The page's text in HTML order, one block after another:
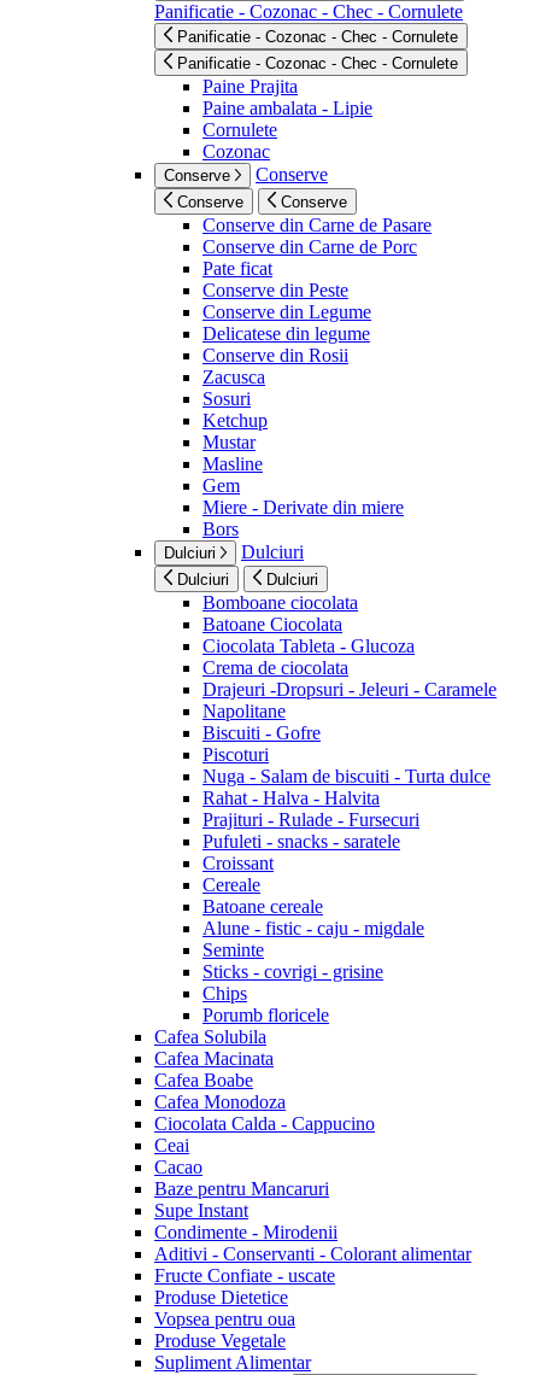
Panificatie - Cozonac - Chec - Cornulete
Panificatie - Cozonac - Chec - Cornulete
Panificatie - Cozonac - Chec - Cornulete
Paine Prajita
Paine ambalata - Lipie
Cornulete
Cozonac
Conserve Conserve
Conserve Conserve
Conserve din Carne de Pasare
Conserve din Carne de Porc
Pate ficat
Conserve din Peste
Conserve din Legume
Delicatese din legume
Conserve din Rosii
Zacusca
Sosuri
Ketchup
Mustar
Masline
Gem
Miere - Derivate din miere
Bors
Dulciuri Dulciuri
Dulciuri Dulciuri
Bomboane ciocolata
Batoane Ciocolata
Ciocolata Tableta - Glucoza
Crema de ciocolata
Drajeuri -Dropsuri - Jeleuri - Caramele
Napolitane
Biscuiti - Gofre
Piscoturi
Nuga - Salam de biscuiti - Turta dulce
Rahat - Halva - Halvita
Prajituri - Rulade - Fursecuri
Pufuleti - snacks - saratele
Croissant
Cereale
Batoane cereale
Alune - fistic - caju - migdale
Seminte
Sticks - covrigi - grisine
Chips
Porumb floricele
Cafea Solubila
Cafea Macinata
Cafea Boabe
Cafea Monodoza
Ciocolata Calda - Cappucino
Ceai
Cacao
Baze pentru Mancaruri
Supe Instant
Condimente - Mirodenii
Aditivi - Conservanti - Colorant alimentar
Fructe Confiate - uscate
Produse Dietetice
Vopsea pentru oua
Produse Vegetale
Supliment Alimentar